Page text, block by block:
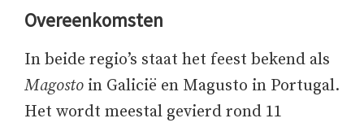
Overeenkomsten
In beide regio’s staat het feest bekend als
Magosto in Galicië en Magusto in Portugal.
Het wordt meestal gevierd rond 11